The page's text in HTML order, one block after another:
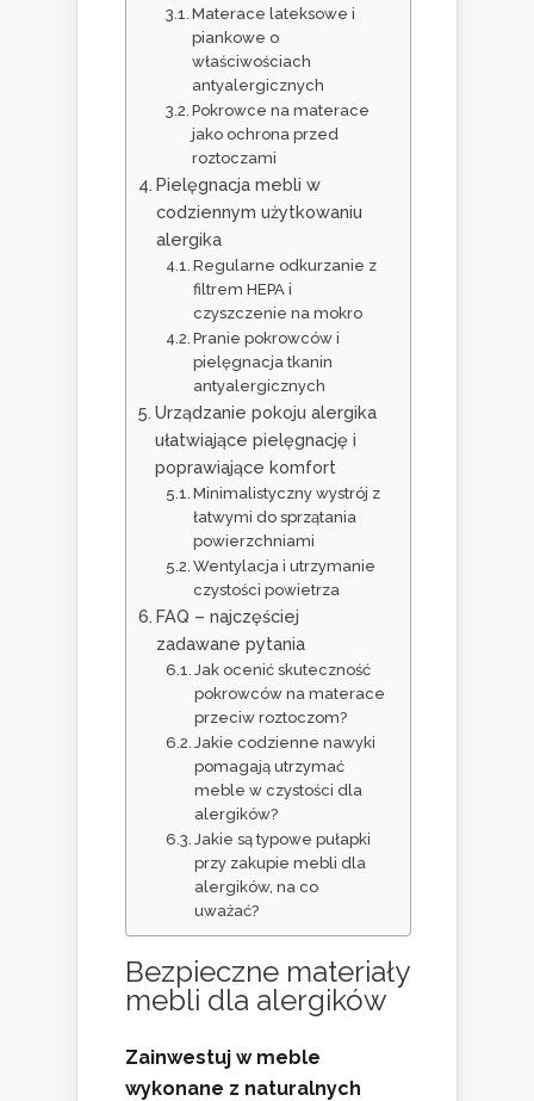
Materace lateksowe i
piankowe o
właściwościach
antyalergicznych
Pokrowce na materace
jako ochrona przed
roztoczami
Pielęgnacja mebli w
codziennym użytkowaniu
alergika
Regularne odkurzanie z
filtrem HEPA i
czyszczenie na mokro
Pranie pokrowców i
pielęgnacja tkanin
antyalergicznych
Urządzanie pokoju alergika
ułatwiające pielęgnację i
poprawiające komfort
Minimalistyczny wystrój z
łatwymi do sprzątania
powierzchniami
Wentylacja i utrzymanie
czystości powietrza
FAQ – najczęściej
zadawane pytania
Jak ocenić skuteczność
pokrowców na materace
przeciw roztoczom?
Jakie codzienne nawyki
pomagają utrzymać
meble w czystości dla
alergików?
Jakie są typowe pułapki
przy zakupie mebli dla
alergików, na co
uważać?
Bezpieczne materiały
mebli dla alergików
Zainwestuj w meble
wykonane z naturalnych